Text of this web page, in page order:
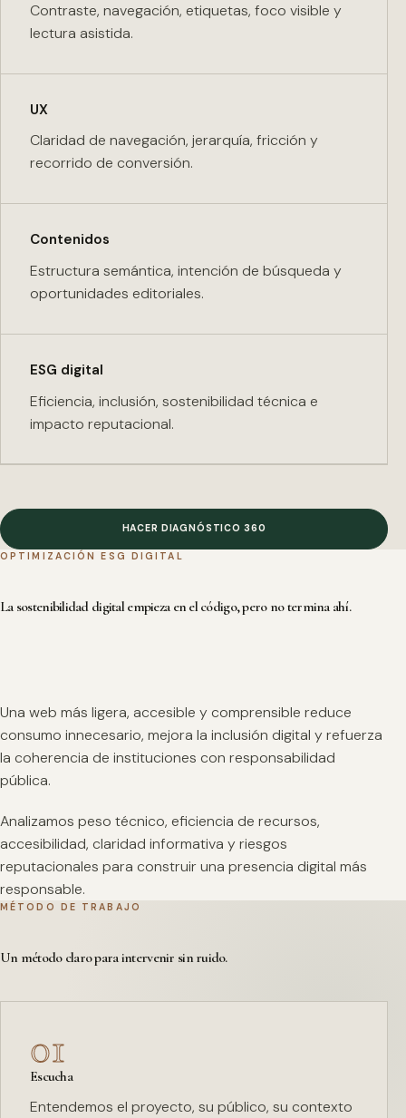
Contraste, navegación, etiquetas, foco visible y
lectura asistida.
UX
Claridad de navegación, jerarquía, fricción y
recorrido de conversión.
Contenidos
Estructura semántica, intención de búsqueda y
oportunidades editoriales.
ESG digital
Eficiencia, inclusión, sostenibilidad técnica e
impacto reputacional.
HACER DIAGNÓSTICO 360
OPTIMIZACIÓN ESG DIGITAL
La sostenibilidad digital empieza en el código, pero no termina ahí.
Una web más ligera, accesible y comprensible reduce
consumo innecesario, mejora la inclusión digital y refuerza
la coherencia de instituciones con responsabilidad
pública.
Analizamos peso técnico, eficiencia de recursos,
accesibilidad, claridad informativa y riesgos
reputacionales para construir una presencia digital más
responsable.
MÉTODO DE TRABAJO
Un método claro para intervenir sin ruido.
01
Escucha
Entendemos el proyecto, su público, su contexto